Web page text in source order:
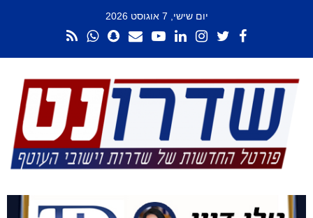
יום שישי, 7 אוגוסט 2026